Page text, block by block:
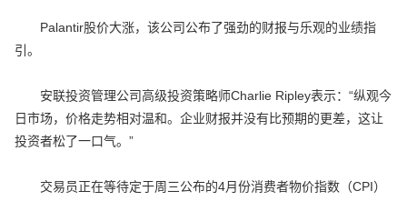
Palantir股价大涨，该公司公布了强劲的财报与乐观的业绩指
引。
安联投资管理公司高级投资策略师Charlie Ripley表示：“纵观今
日市场，价格走势相对温和。企业财报并没有比预期的更差，这让
投资者松了一口气。”
交易员正在等待定于周三公布的4月份消费者物价指数（CPI）